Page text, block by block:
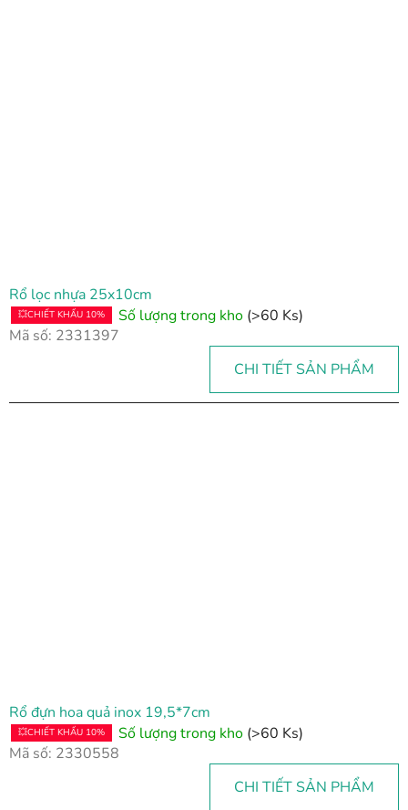
h
ẩ
m
Rổ lọc nhựa 25x10cm
💥CHIẾT KHẤU 10% Số lượng trong kho (>60 Ks)
Mã số: 2331397
CHI TIẾT SẢN PHẨM
Rổ đựn hoa quả inox 19,5*7cm
💥CHIẾT KHẤU 10% Số lượng trong kho (>60 Ks)
Mã số: 2330558
CHI TIẾT SẢN PHẨM